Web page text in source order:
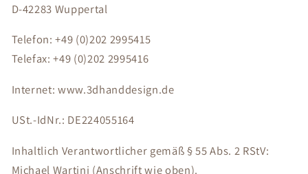
D-42283 Wuppertal
Telefon: +49 (0)202 2995415
Telefax: +49 (0)202 2995416
Internet: www.3dhanddesign.de
USt.-IdNr.: DE224055164
Inhaltlich Verantwortlicher gemäß § 55 Abs. 2 RStV:
Michael Wartini (Anschrift wie oben).